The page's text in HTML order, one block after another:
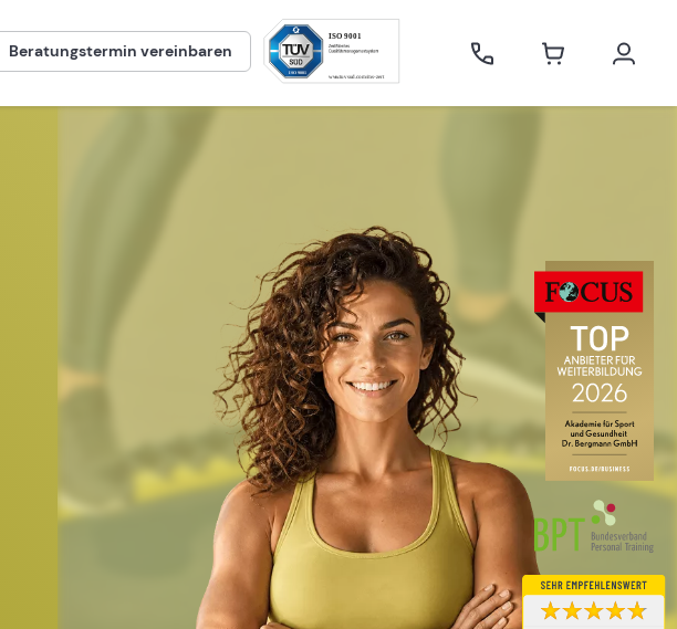
Beratungstermin vereinbaren